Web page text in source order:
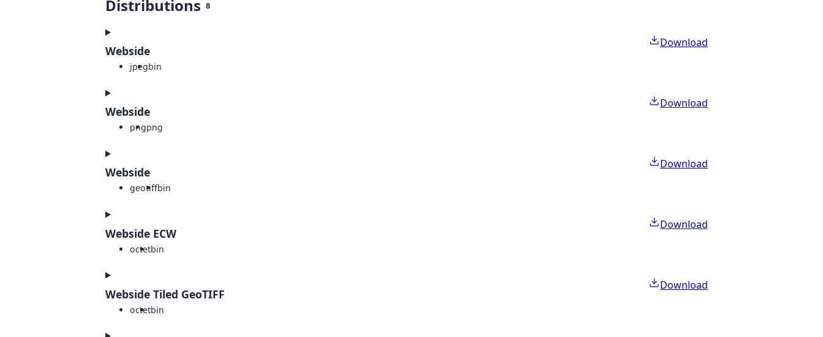
Distributions 8
Webside
jpegbin
Download
Webside
pngpng
Download
Webside
geotiffbin
Download
Webside ECW
octetbin
Download
Webside Tiled GeoTIFF
octetbin
Download